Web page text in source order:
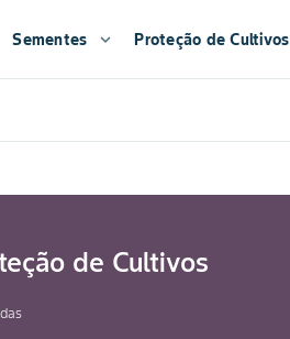
Sementes expand_more Proteção de Cultivos
de Cultivos